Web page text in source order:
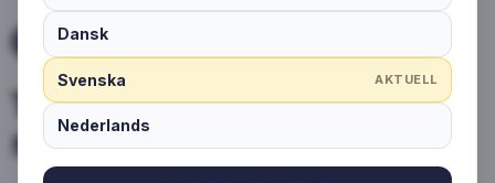
Dansk
Svenska AKTUELL
Nederlands
TILLVERKA STRUMPOR
Tillverkare av
skräddarsydda strumpor